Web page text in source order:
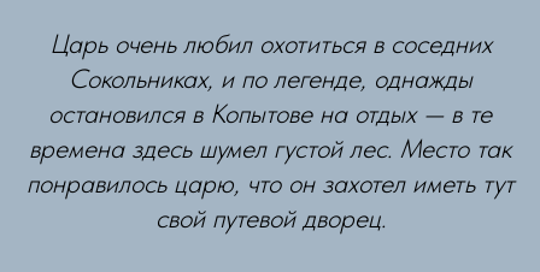
Царь очень любил охотиться в соседних
Сокольниках, и по легенде, однажды
остановился в Копытове на отдых — в те
времена здесь шумел густой лес. Место так
понравилось царю, что он захотел иметь тут
свой путевой дворец.